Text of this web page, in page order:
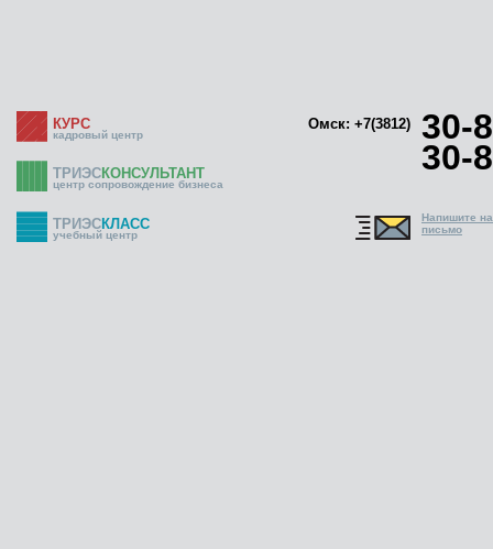
КУРС
кадровый центр
Омск: +7(3812) 30-
30-
ТРИЭСКОНСУЛЬТАНТ
центр сопровождение бизнеса
ТРИЭСКЛАСС
учебный центр
Напишите
письмо